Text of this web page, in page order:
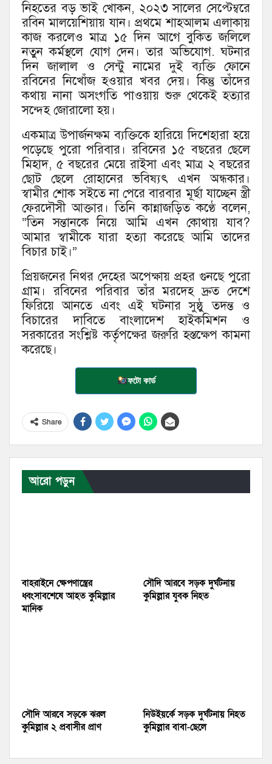
নিহতের বড় ভাই খোকন, ২০২৩ সালের সেপ্টেম্বরে
রবিন মালয়েশিয়ায় যান। প্রথমে শাহআলম এলাকায়
কাজ করলেও মাত্র ১৫ দিন আগে বুকিত জলিলে
নতুন কর্মস্থলে যোগ দেন। তার অভিযোগ. ঘটনার
দিন জালাল ও সেন্টু নামের দুই ব্যক্তি ফোনে
রবিনের নিখোঁজ হওয়ার খবর দেয়। কিন্তু তাঁদের
কথায় নানা অসংগতি পাওয়ায় শুরু থেকেই হত্যার
সন্দেহ জোরালো হয়।
একমাত্র উপার্জনক্ষম ব্যক্তিকে হারিয়ে দিশেহারা হয়ে
পড়েছে পুরো পরিবার। রবিনের ১৫ বছরের ছেলে
মিহাদ, ৫ বছরের মেয়ে রাইসা এবং মাত্র ২ বছরের
ছোট ছেলে রোহানের ভবিষ্যৎ এখন অন্ধকার।
স্বামীর শোক সইতে না পেরে বারবার মূর্ছা যাচ্ছেন স্ত্রী
ফেরদৌসী আক্তার। তিনি কান্নাজড়িত কণ্ঠে বলেন,
“তিন সন্তানকে নিয়ে আমি এখন কোথায় যাব?
আমার স্বামীকে যারা হত্যা করেছে আমি তাদের
বিচার চাই।”
প্রিয়জনের নিথর দেহের অপেক্ষায় প্রহর গুনছে পুরো
গ্রাম। রবিনের পরিবার তাঁর মরদেহ দ্রুত দেশে
ফিরিয়ে আনতে এবং এই ঘটনার সুষ্ঠু তদন্ত ও
বিচারের দাবিতে বাংলাদেশ হাইকমিশন ও
সরকারের সংশ্লিষ্ট কর্তৃপক্ষের জরুরি হস্তক্ষেপ কামনা
করেছে।
ফটো কার্ড
Share
আরো পড়ুন
বাহরাইনে ক্ষেপণাস্ত্রের
ধ্বংসাবশেষে আহত কুমিল্লার
মানিক
সৌদি আরবে সড়ক দুর্ঘটনায়
কুমিল্লার যুবক নিহত
সৌদি আরবে সড়কে ঝরল
কুমিল্লার ২ প্রবাসীর প্রাণ
নিউইয়র্কে সড়ক দুর্ঘটনায় নিহত
কুমিল্লার বাবা-ছেলে